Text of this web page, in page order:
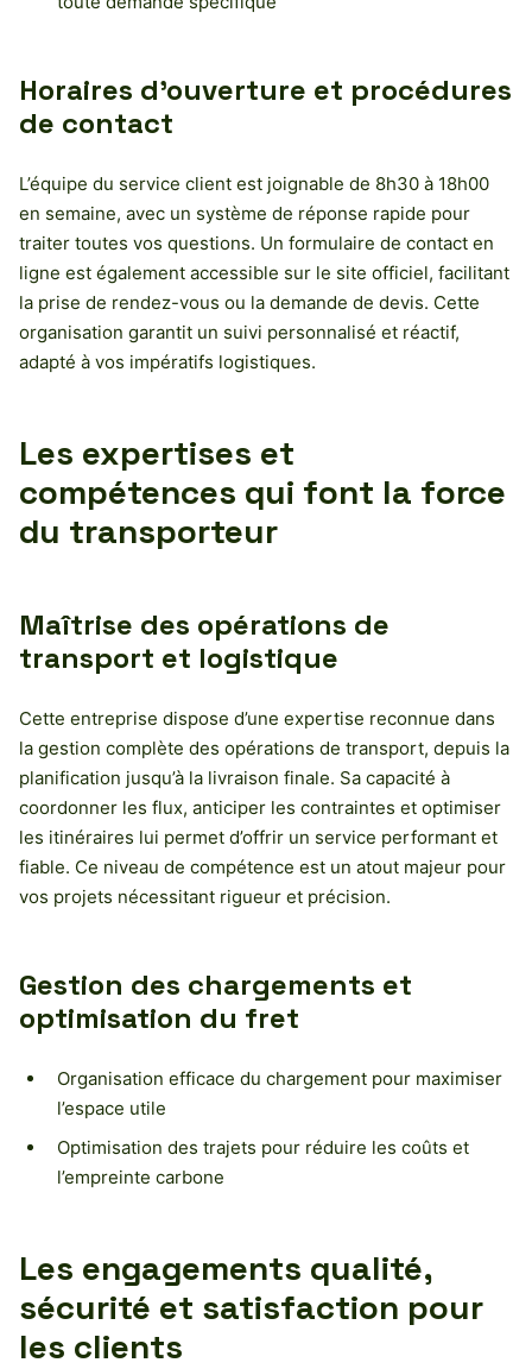
Horaires d’ouverture et procédures
de contact
L’équipe du service client est joignable de 8h30 à 18h00
en semaine, avec un système de réponse rapide pour
traiter toutes vos questions. Un formulaire de contact en
ligne est également accessible sur le site officiel, facilitant
la prise de rendez-vous ou la demande de devis. Cette
organisation garantit un suivi personnalisé et réactif,
adapté à vos impératifs logistiques.
Les expertises et
compétences qui font la force
du transporteur
Maîtrise des opérations de
transport et logistique
Cette entreprise dispose d’une expertise reconnue dans
la gestion complète des opérations de transport, depuis la
planification jusqu’à la livraison finale. Sa capacité à
coordonner les flux, anticiper les contraintes et optimiser
les itinéraires lui permet d’offrir un service performant et
fiable. Ce niveau de compétence est un atout majeur pour
vos projets nécessitant rigueur et précision.
Gestion des chargements et
optimisation du fret
Organisation efficace du chargement pour maximiser
l’espace utile
Optimisation des trajets pour réduire les coûts et
l’empreinte carbone
Les engagements qualité,
sécurité et satisfaction pour
les clients